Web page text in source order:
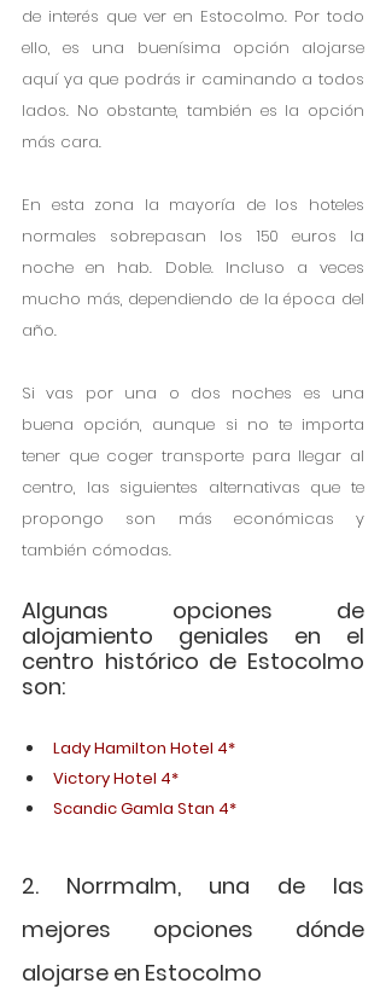
de interés que ver en Estocolmo. Por todo
ello, es una buenísima opción alojarse
aquí ya que podrás ir caminando a todos
lados. No obstante, también es la opción
más cara.
En esta zona la mayoría de los hoteles
normales sobrepasan los 150 euros la
noche en hab. Doble. Incluso a veces
mucho más, dependiendo de la época del
año.
Si vas por una o dos noches es una
buena opción, aunque si no te importa
tener que coger transporte para llegar al
centro, las siguientes alternativas que te
propongo son más económicas y
también cómodas.
Algunas opciones de
alojamiento geniales en el
centro histórico de Estocolmo
son:
Lady Hamilton Hotel 4*
Victory Hotel 4*
Scandic Gamla Stan 4*
2. Norrmalm, una de las
mejores opciones dónde
alojarse en Estocolmo